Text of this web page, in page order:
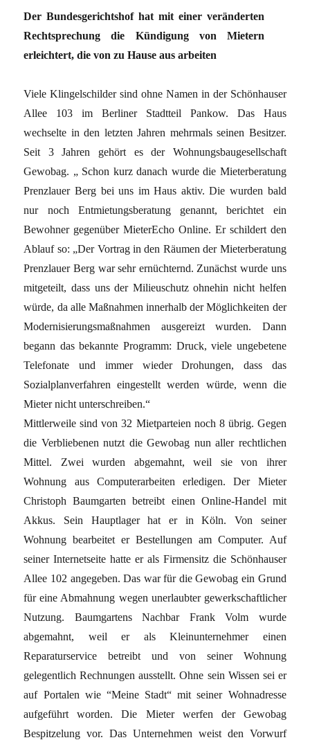
Der Bundesgerichtshof hat mit einer veränderten
Rechtsprechung die Kündigung von Mietern
erleichtert, die von zu Hause aus arbeiten
Viele Klingelschilder sind ohne Namen in der Schönhauser
Allee 103 im Berliner Stadtteil Pankow. Das Haus
wechselte in den letzten Jahren mehrmals seinen Besitzer.
Seit 3 Jahren gehört es der Wohnungsbaugesellschaft
Gewobag. „ Schon kurz danach wurde die Mieterberatung
Prenzlauer Berg bei uns im Haus aktiv. Die wurden bald
nur noch Entmietungsberatung genannt, berichtet ein
Bewohner gegenüber MieterEcho Online. Er schildert den
Ablauf so: „Der Vortrag in den Räumen der Mieterberatung
Prenzlauer Berg war sehr ernüchternd. Zunächst wurde uns
mitgeteilt, dass uns der Milieuschutz ohnehin nicht helfen
würde, da alle Maßnahmen innerhalb der Möglichkeiten der
Modernisierungsmaßnahmen ausgereizt wurden. Dann
begann das bekannte Programm: Druck, viele ungebetene
Telefonate und immer wieder Drohungen, dass das
Sozialplanverfahren eingestellt werden würde, wenn die
Mieter nicht unterschreiben.“
Mittlerweile sind von 32 Mietparteien noch 8 übrig. Gegen
die Verbliebenen nutzt die Gewobag nun aller rechtlichen
Mittel. Zwei wurden abgemahnt, weil sie von ihrer
Wohnung aus Computerarbeiten erledigen. Der Mieter
Christoph Baumgarten betreibt einen Online-Handel mit
Akkus. Sein Hauptlager hat er in Köln. Von seiner
Wohnung bearbeitet er Bestellungen am Computer. Auf
seiner Internetseite hatte er als Firmensitz die Schönhauser
Allee 102 angegeben. Das war für die Gewobag ein Grund
für eine Abmahnung wegen unerlaubter gewerkschaftlicher
Nutzung. Baumgartens Nachbar Frank Volm wurde
abgemahnt, weil er als Kleinunternehmer einen
Reparaturservice betreibt und von seiner Wohnung
gelegentlich Rechnungen ausstellt. Ohne sein Wissen sei er
auf Portalen wie “Meine Stadt“ mit seiner Wohnadresse
aufgeführt worden. Die Mieter werfen der Gewobag
Bespitzelung vor. Das Unternehmen weist den Vorwurf